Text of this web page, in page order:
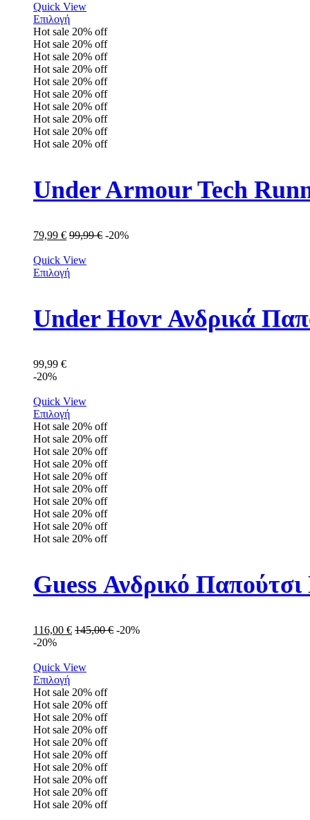
Quick View
Επιλογή
Hot sale 20% off
Hot sale 20% off
Hot sale 20% off
Hot sale 20% off
Hot sale 20% off
Hot sale 20% off
Hot sale 20% off
Hot sale 20% off
Hot sale 20% off
Hot sale 20% off
Under Armour Tech
79,99 € 99,99€ -20%
Quick View
Επιλογή
Under Hovr Ανδρικά
99,99 €
-20%
Quick View
Επιλογή
Hot sale 20% off
Hot sale 20% off
Hot sale 20% off
Hot sale 20% off
Hot sale 20% off
Hot sale 20% off
Hot sale 20% off
Hot sale 20% off
Hot sale 20% off
Hot sale 20% off
Guess Ανδρικό
116,00 € 145,00€ -20%
-20%
Quick View
Επιλογή
Hot sale 20% off
Hot sale 20% off
Hot sale 20% off
Hot sale 20% off
Hot sale 20% off
Hot sale 20% off
Hot sale 20% off
Hot sale 20% off
Hot sale 20% off
Hot sale 20% off